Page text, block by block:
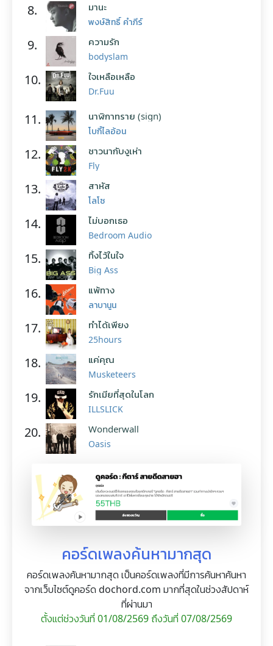
8. มานะ
พงษ์สิทธิ์ คำภีร์
9. ความรัก
bodyslam
10. ใจเหลือเหลือ
Dr.Fuu
11. นาฬิกาทราย (sign)
โบกี้ไลอ้อน
12. ชาวนากับงูเห่า
Fly
13. สาหัส
โลโซ
14. ไม่บอกเธอ
Bedroom Audio
15. ทิ้งไว้ในใจ
Big Ass
16. แพ้ทาง
ลาบานูน
17. ทำได้เพียง
25hours
18. แค่คุณ
Musketeers
19. รักเมียที่สุดในโลก
ILLSLICK
20. Wonderwall
Oasis
คอร์ดเพลงค้นหามากสุด
คอร์ดเพลงค้นหามากสุด เป็นคอร์ดเพลงที่มีการค้นหาค้นหา
จากเว็บไซต์ดูคอร์ด dochord.com มากที่สุดในช่วงสัปดาห์
ที่ผ่านมา
ตั้งแต่ช่วงวันที่ 01/08/2569 ถึงวันที่ 07/08/2569